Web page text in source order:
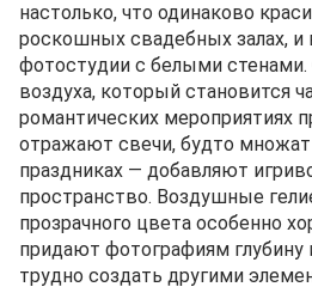
настолько, что одинаково
роскошных свадебных залах, и
фотостудии с белыми
воздуха, который становится
романтических мероприятиях
отражают свечи, будто множат
праздниках — добавляют
пространство. Воздушные
прозрачного цвета особенно
придают фотографиям глубину
трудно создать другими